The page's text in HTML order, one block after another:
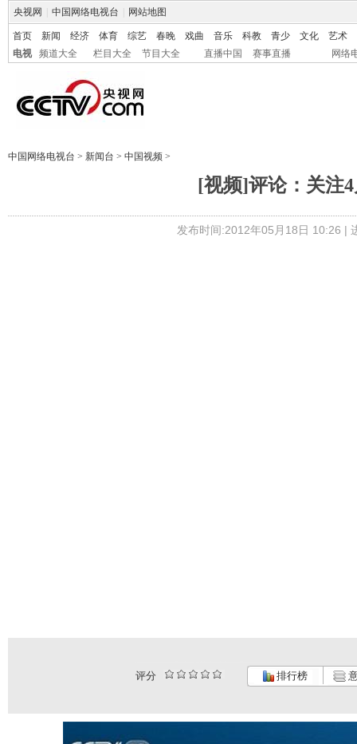
央视网 中国网络电视台 网站地图
首页 新闻 经济 体育 综艺 春晚 戏曲 音乐 科教 青少 文化
艺术
电视
频道大全 栏目大全 节目大全 直播中国 赛事直播 网络
中国网络电视台 > 新闻台 > 中国视频 >
[视频]评论：关注
发布时间:2012年05月18日 10:26 |
评分 排行榜